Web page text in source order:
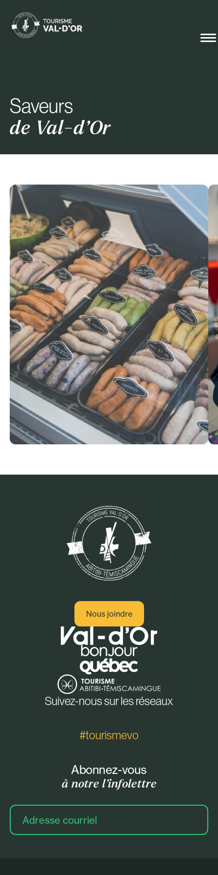
Saveurs
de Val-d’Or
Nous joindre
Suivez-nous sur les réseaux
#tourismevo
Abonnez-vous
à notre l’infolettre
Adresse
courriel